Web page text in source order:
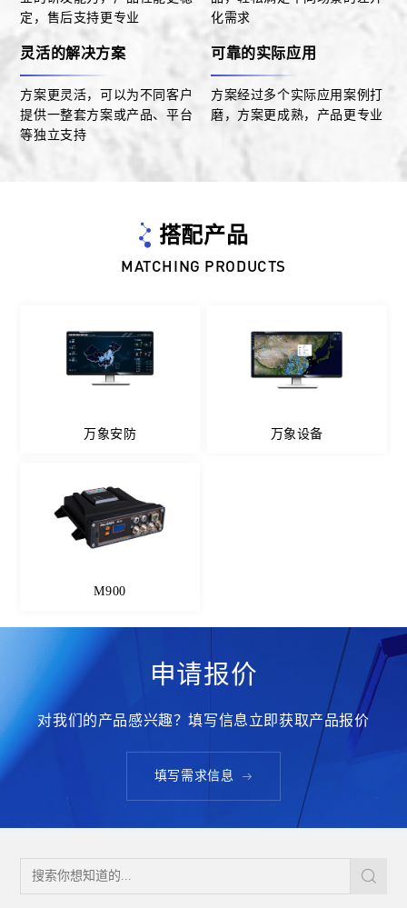
定，售后支持更专业
化需求
灵活的解决方案
方案更灵活，可以为不同客户
提供一整套方案或产品、平台
等独立支持
可靠的实际应用
方案经过多个实际应用案例打
磨，方案更成熟，产品更专业
搭配产品
MATCHING PRODUCTS
万象安防 万象设备
M900
申请报价
对我们的产品感兴趣？填写信息立即获取产品报价
填写需求信息